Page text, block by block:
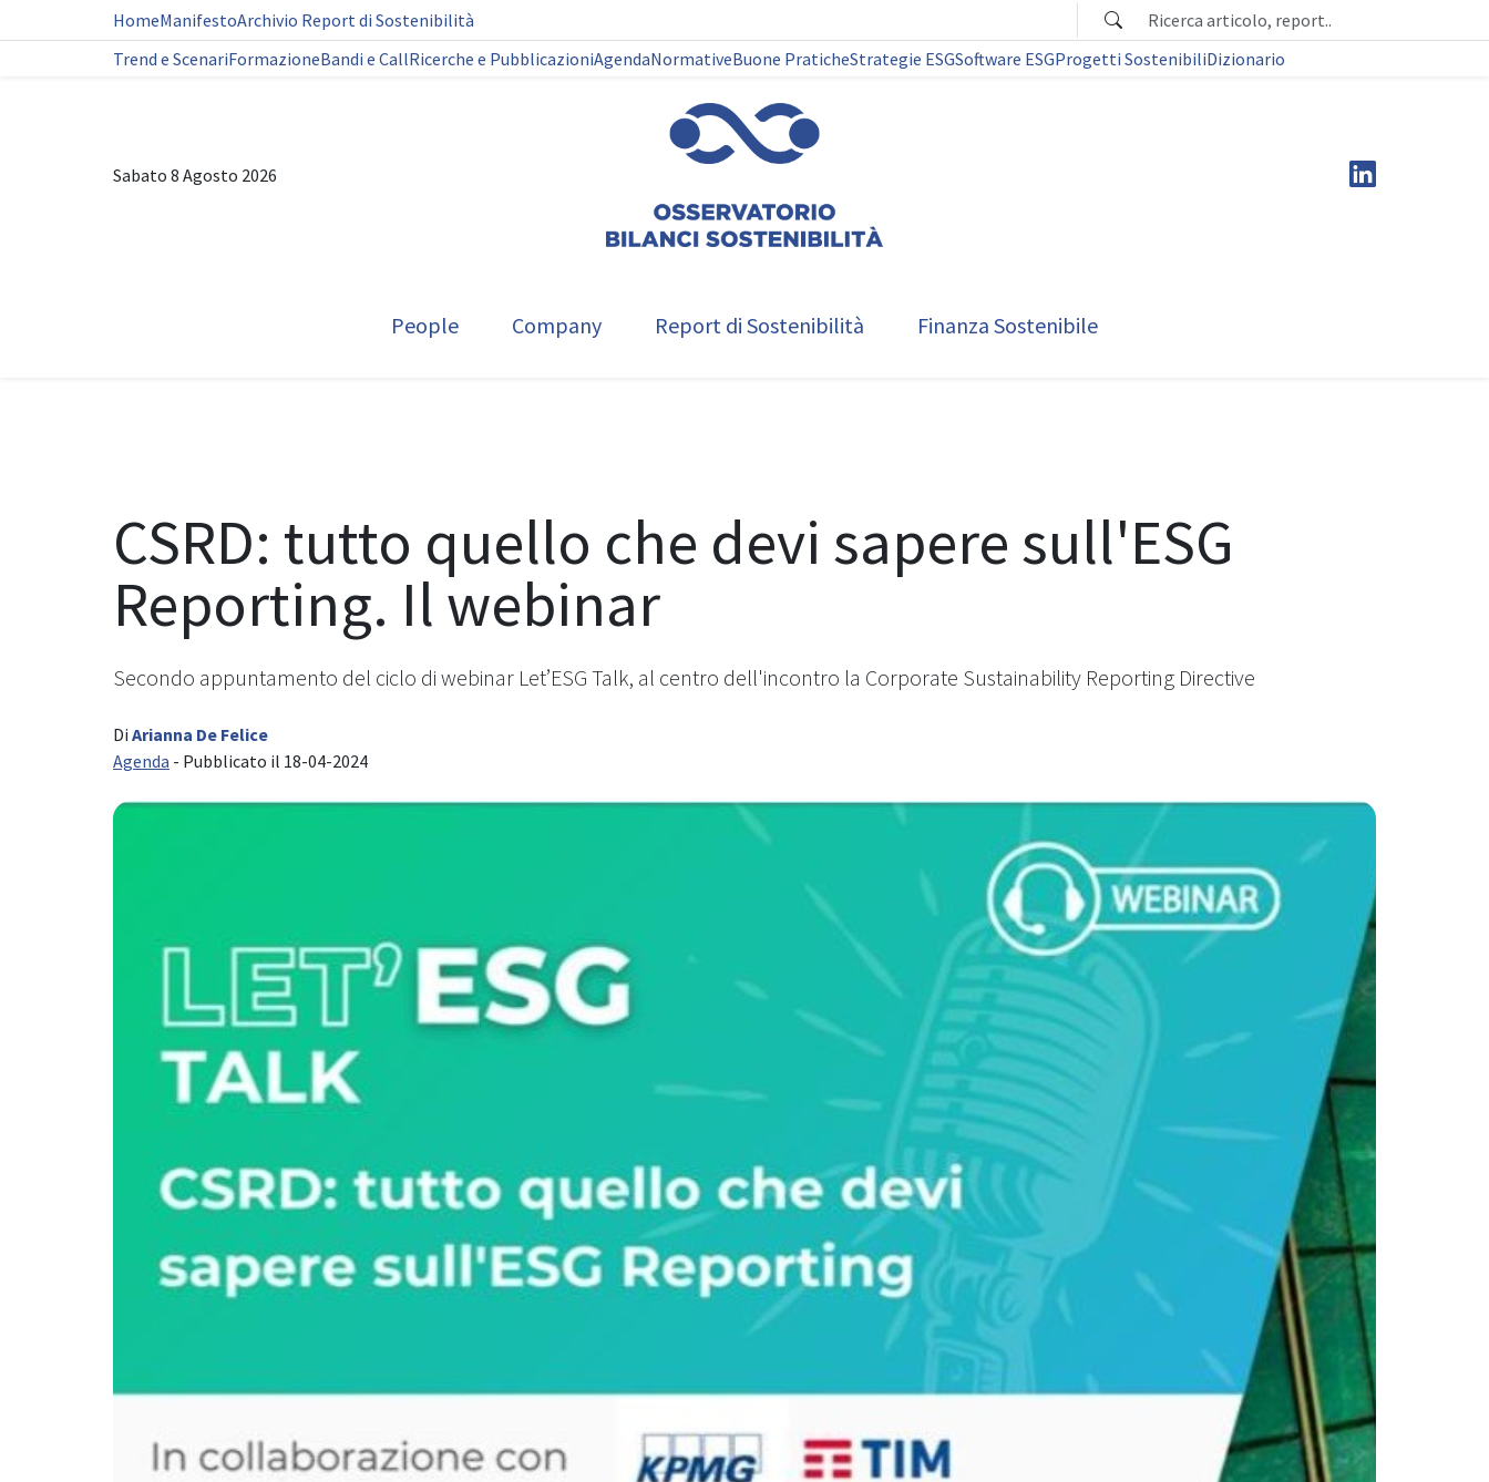
HomeManifestoArchivio Report di Sostenibilità
Trend e ScenariFormazioneBandi e CallRicerche e PubblicazioniAgendaNormativeBuone PraticheStrategie ESGSoftware ESGProgetti SostenibiliDizionario
Sabato 8 Agosto 2026
People Company Report di Sostenibilità Finanza Sostenibile
CSRD: tutto quello che devi sapere sull'ESG
Reporting. Il webinar
Secondo appuntamento del ciclo di webinar Let’ESG Talk, al centro dell'incontro la Corporate Sustainability Reporting Directive
Di Arianna De Felice
Agenda - Pubblicato il 18-04-2024